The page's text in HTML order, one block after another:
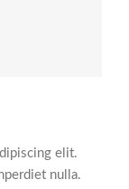
elit.
nulla.